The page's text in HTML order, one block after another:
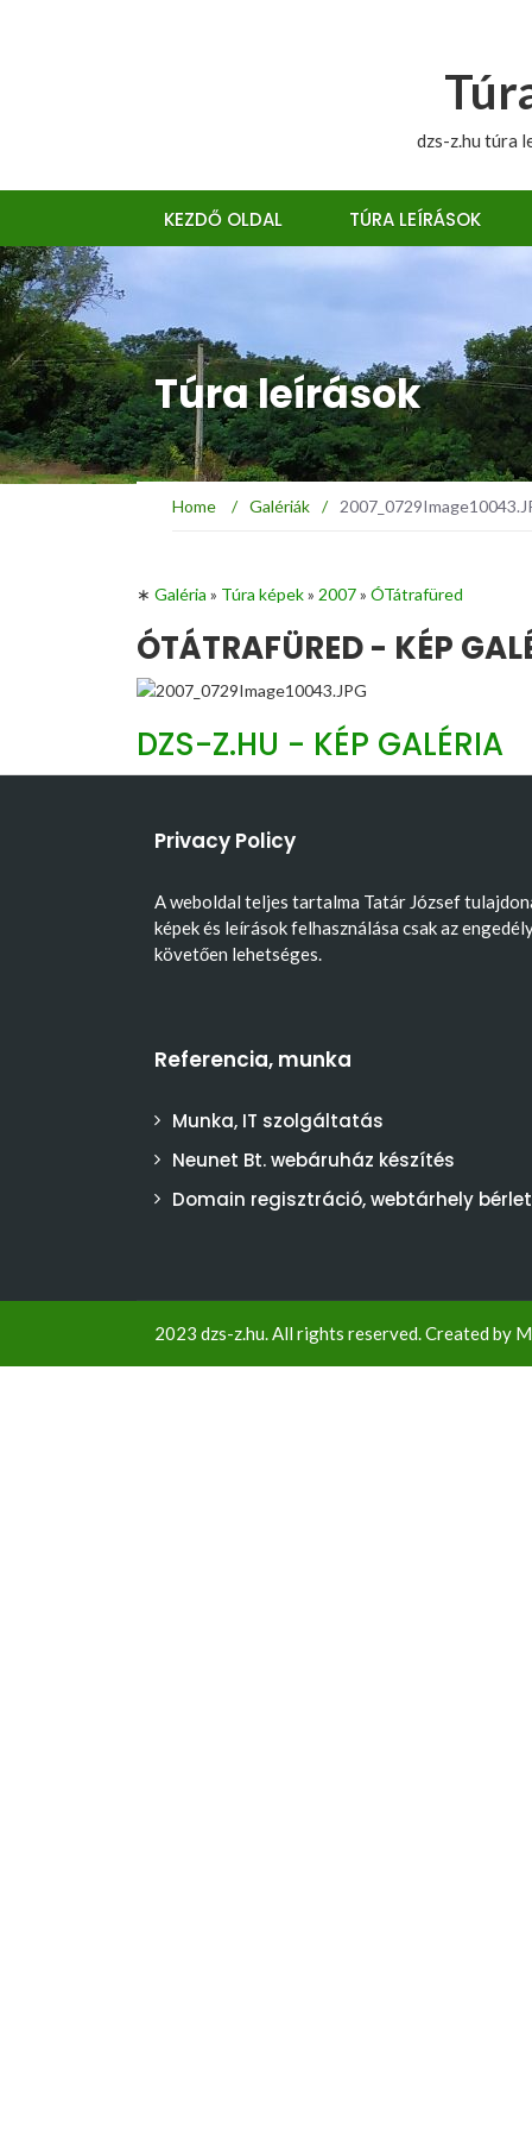
dzs-z.hu túra
KEZDŐ OLDAL TÚRA LEÍRÁSOK
Túra leírások
Home / Galériák /
∗ Galéria » Túra képek» 2007» ÓTátrafüred
ÓTÁTRAFÜRED - KÉP
DZS-Z.HU - KÉP GALÉRIA
Privacy Policy
A weboldal teljes tartalma Tatár József
képek és leírások felhasználása csak az
követően lehetséges.
Referencia, munka
Munka, IT szolgáltatás
Neunet Bt. webáruház készítés
Domain regisztráció, webtárhely bérlet
2023 dzs-z.hu. All rights reserved. Created by